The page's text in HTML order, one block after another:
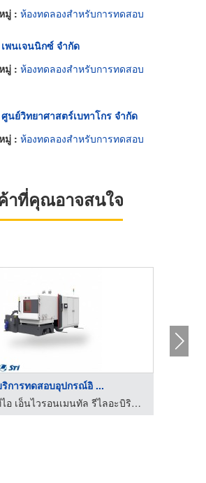
มู่ : ห้องทดลองสำหรับการทดสอบ
พนเจนนิกซ์ จำกัด
มู่ : ห้องทดลองสำหรับการทดสอบ
นย์วิทยาศาสตร์เบทาโกร จำกัด
มู่ : ห้องทดลองสำหรับการทดสอบ
าที่คุณอาจสนใจ
การทดสอบอุปกรณ์อิ ...
บริษัท เอสทีไอ เอ็นไวรอนเมนทัล รีไลอะบิริตี้ แลบบอราทอรี่ จำกัด